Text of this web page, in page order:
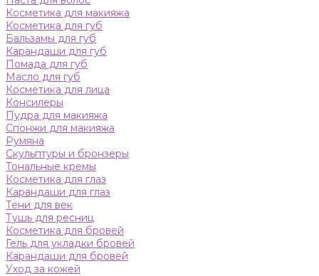
Косметика для макияжа
Косметика для губ
Бальзамы для губ
Карандаши для губ
Помада для губ
Масло для губ
Косметика для лица
Консилеры
Пудра для макияжа
Спонжи для макияжа
Румяна
Скульптуры и бронзеры
Тональные кремы
Косметика для глаз
Карандаши для глаз
Тени для век
Тушь для ресниц
Косметика для бровей
Гель для укладки бровей
Карандаши для бровей
Уход за кожей